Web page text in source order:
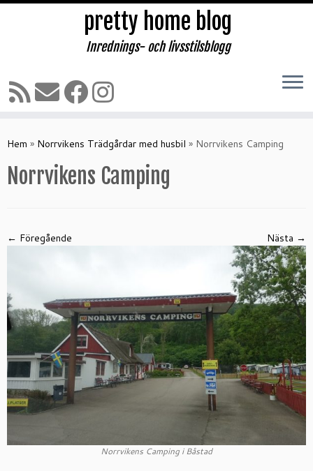
till
pretty home blog
Inrednings- och livsstilsblogg
Hem » Norrvikens Trädgårdar med husbil » Norrvikens Camping
Norrvikens Camping
← Föregående Nästa →
Norrvikens Camping i Båstad